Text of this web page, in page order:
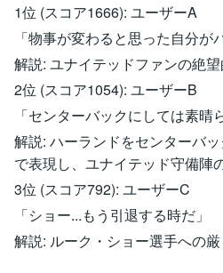
1位 (スコア1666): ユーザーA
「物事が変わると思った自分が
解説: ユナイテッドファンの絶
2位 (スコア1054): ユーザーB
「センターバックにしては素晴
解説: ハーランドをセンターバ
で表現し、ユナイテッド守備陣
3位 (スコア792): ユーザーC
「ショー...もう引退する時だ」
解説: ルーク・ショー選手への